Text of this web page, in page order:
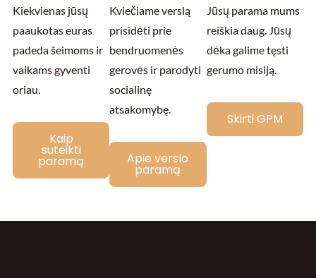
Kiekvienas jūsų
paaukotas euras
padeda šeimoms ir
vaikams gyventi
oriau.
Kaip
suteikti
paramą
Kviečiame verslą
prisidėti prie
bendruomenės
gerovės ir parodyti
socialinę
atsakomybę.
Apie verslo
paramą
Jūsų parama mums
reiškia daug. Jūsų
dėka galime tęsti
gerumo misiją.
Skirti GPM